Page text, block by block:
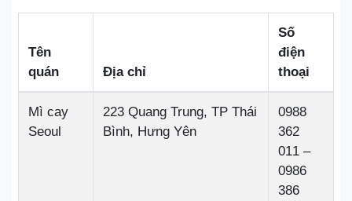
Tên
quán
Địa chỉ
Số
điện
thoại
Mì cay
Seoul
223 Quang Trung, TP Thái
Bình, Hưng Yên
0988
362
011 –
0986
386